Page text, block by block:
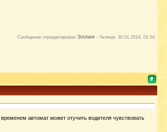
Сообщение отредактировал Эллин - Четверг, 30.01.2014, 01:54
автомат может отучить водителя чувствовать